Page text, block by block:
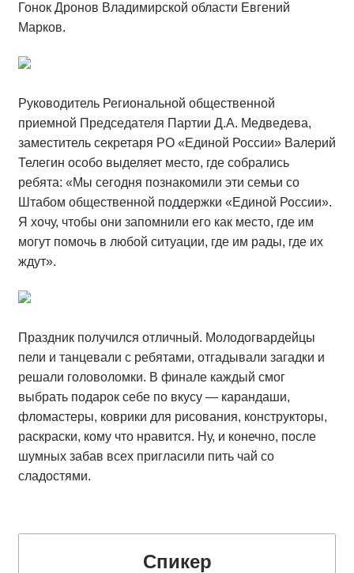
Гонок Дронов Владимирской области Евгений
Марков.
Руководитель Региональной общественной
приемной Председателя Партии Д.А. Медведева,
заместитель секретаря РО «Единой России» Валерий
Телегин особо выделяет место, где собрались
ребята: «Мы сегодня познакомили эти семьи со
Штабом общественной поддержки «Единой России».
Я хочу, чтобы они запомнили его как место, где им
могут помочь в любой ситуации, где им рады, где их
ждут».
Праздник получился отличный. Молодогвардейцы
пели и танцевали с ребятами, отгадывали загадки и
решали головоломки. В финале каждый смог
выбрать подарок себе по вкусу — карандаши,
фломастеры, коврики для рисования, конструкторы,
раскраски, кому что нравится. Ну, и конечно, после
шумных забав всех пригласили пить чай со
сладостями.
Спикер